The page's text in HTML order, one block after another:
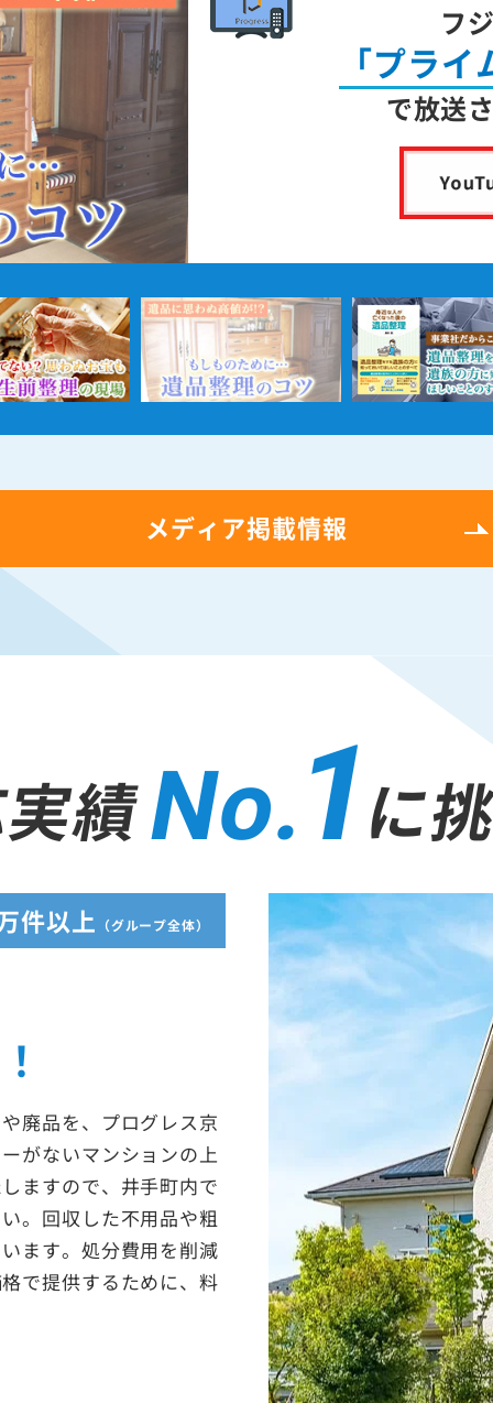
フ
「プラ
で放送
メディア掲載情報
績No.1に
件以上 （グループ全体）
廃品を、プログレス京
がないマンションの上
ますので、井手町内で
。回収した不用品や粗
ます。処分費用を削減
で提供するために、料